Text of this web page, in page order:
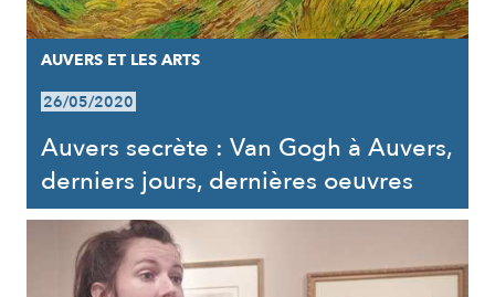
AUVERS ET LES ARTS
26/05/2020
Auvers secrète : Van Gogh à Auvers,
derniers jours, dernières oeuvres